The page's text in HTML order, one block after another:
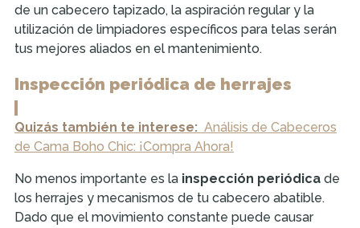
de un cabecero tapizado, la aspiración regular y la
utilización de limpiadores específicos para telas serán
tus mejores aliados en el mantenimiento.
Inspección periódica de herrajes
Quizás también te interese: Análisis de Cabeceros
de Cama Boho Chic: ¡Compra Ahora!
No menos importante es la inspección periódica de
los herrajes y mecanismos de tu cabecero abatible.
Dado que el movimiento constante puede causar